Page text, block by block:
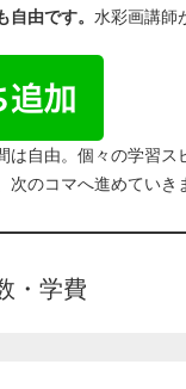
由です。 水彩画講師
は自由。個々の学習
のコマへ進めていき
・学費